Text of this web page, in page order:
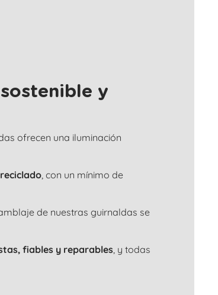
y
ofrecen una iluminación
, con un mínimo de
de nuestras guirnaldas se
fiables y reparables , y todas